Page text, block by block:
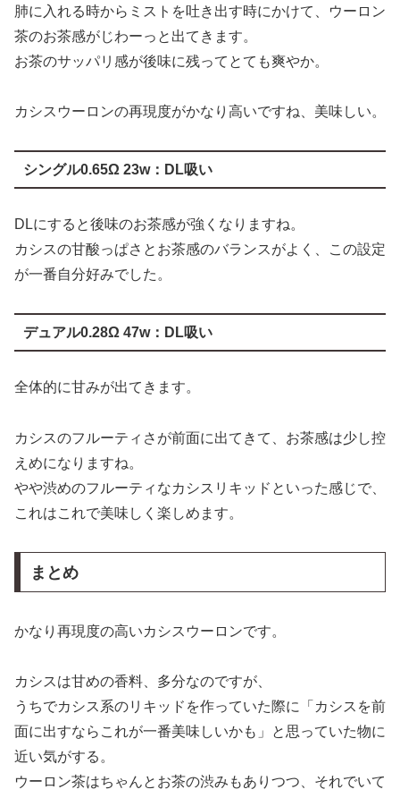
肺に入れる時からミストを吐き出す時にかけて、ウーロン
茶のお茶感がじわーっと出てきます。
お茶のサッパリ感が後味に残ってとても爽やか。
カシスウーロンの再現度がかなり高いですね、美味しい。
シングル0.65Ω 23w：DL吸い
DLにすると後味のお茶感が強くなりますね。
カシスの甘酸っぱさとお茶感のバランスがよく、この設定
が一番自分好みでした。
デュアル0.28Ω 47w：DL吸い
全体的に甘みが出てきます。
カシスのフルーティさが前面に出てきて、お茶感は少し控
えめになりますね。
やや渋めのフルーティなカシスリキッドといった感じで、
これはこれで美味しく楽しめます。
まとめ
かなり再現度の高いカシスウーロンです。
カシスは甘めの香料、多分なのですが、
うちでカシス系のリキッドを作っていた際に「カシスを前
面に出すならこれが一番美味しいかも」と思っていた物に
近い気がする。
ウーロン茶はちゃんとお茶の渋みもありつつ、それでいて